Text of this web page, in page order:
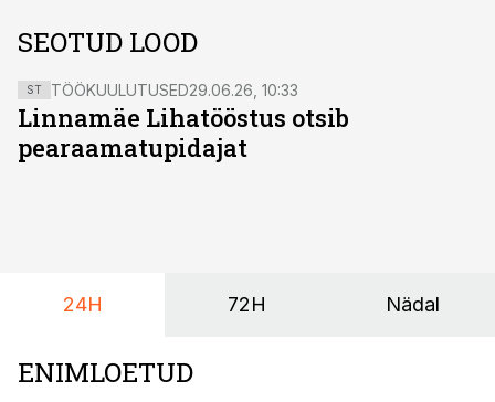
SEOTUD LOOD
ST TÖÖKUULUTUSED29.06.26, 10:33
Linnamäe Lihatööstus otsib
pearaamatupidajat
24H 72H Nädal
ENIMLOETUD